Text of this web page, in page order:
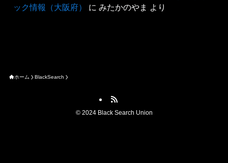
ック情報（大阪府）
に みたかのやま より
ホーム BlackSearch
©2024 Black Search Union